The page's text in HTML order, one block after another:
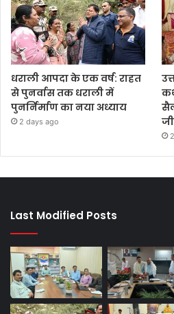
धराली आपदा के एक वर्ष: राहत
से पुनर्वास तक धराली में
पुनर्निर्माण का नया अध्याय
2 days ago
Last Modified Posts